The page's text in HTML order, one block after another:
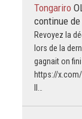
Tongariro
continue
Revoyez la
lors de la
gagnait on
https://
Il…